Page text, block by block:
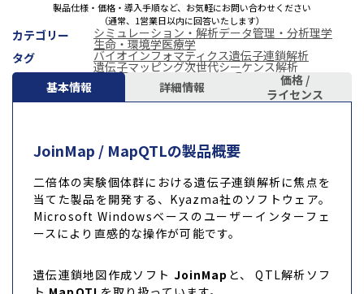
製品仕様・価格・導入手順など、お気軽にお問い合わせください
（通常、1営業日以内に回答いたします）
カテゴリー シミュレーション・解析データ管理・分析理学
生命・環境学医療学
タグ
バイオインフォマティクス遺伝子連鎖解析
遺伝子マッピング次世代シーケンス解析
基本情報
詳細情報
価格 /
ライセンス
JoinMap / MapQTLの製品概要
二倍体の実験個体群における遺伝子連鎖解析に焦点を
当てた製品を開発する、Kyazma社のソフトウェア。
Microsoft Windowsベースのユーザーインターフェ
ースにより直感的な操作が可能です。
遺伝連鎖地図作成ソフト JoinMap と、 QTL解析ソフ